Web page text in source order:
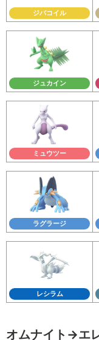
ジバコイル
ジュカイン
ミュウツー
ラグラージ
レシラム
オムナイト→エ